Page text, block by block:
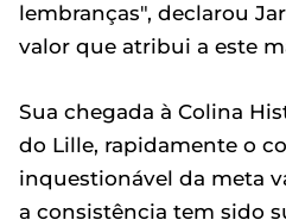
lembranças", declarou
valor que atribui a este
Sua chegada à Colina
do Lille, rapidamente o
inquestionável da meta
a consistência tem sido